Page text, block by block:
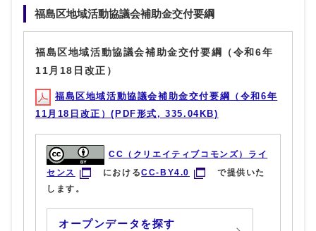
福島区地域活動協議会補助金交付要綱
福島区地域活動協議会補助金交付要綱（令和6年
11月18日改正）
福島区地域活動協議会補助金交付要綱（令和6年
11月18日改正）(PDF形式, 335.04KB)
CC（クリエイティブコモンズ）ライ
センス
におけるCC-BY4.0
で提供いた
します。
オープンデータを探す